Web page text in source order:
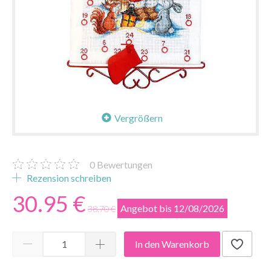
Vergrößern
0 Bewertungen
Rezension schreiben
30.95 € 38.70 € Angebot bis 12/08/2026
In den Warenkorb